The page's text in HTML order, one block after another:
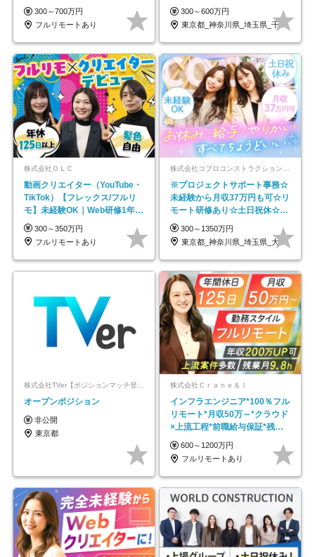
★年休最大130日★
300～700万円
フルリモートあり
ープの正社員/sg
300～600万円
東京都_神奈川県_埼玉県_千葉県_大阪府…
株式会社ＯＬＣ
動画クリエイター（YouTube・
TikTok）【フレックス/フルリ
モ】未経験OK｜Web研修1年間
｜副業OK
300～350万円
フルリモートあり
※プロジェクトサポート事務☆
未経験から月収37万円も可☆リ
モート研修あり☆土日祝休☆20
代～30代活躍/b
300～1350万円
東京都_神奈川県_埼玉県_大阪府_愛知県…
株式会社TVer【ポジションマッチ登録】
オープンポジション
非公開
東京都
株式会社Ｃｒａｎｅ＆Ｉ
インフラエンジニア*100％フル
リモート*月収50万～*クラウド
×上流工程*前職給与保証*残業
月9.8h
600～1200万円
フルリモートあり